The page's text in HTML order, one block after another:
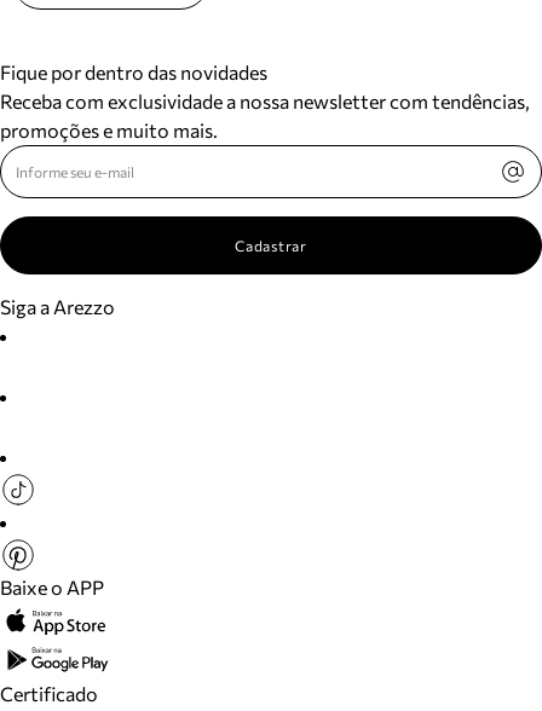
Fique por dentro das novidades
Receba com exclusividade a nossa newsletter com tendências,
promoções e muito mais.
Cadastrar
Siga a Arezzo
Baixe o APP
Certificado